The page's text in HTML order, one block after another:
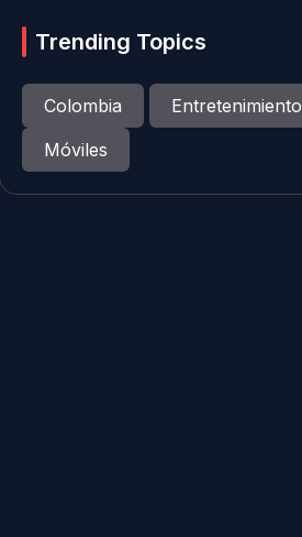
Trending Topics
Colombia Entretenimiento
Móviles